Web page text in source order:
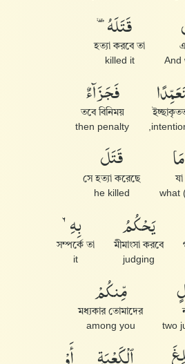
And
قَتَلَهُۥ
হত্যা করবে তা
killed it
فَجَزَآءٌ
তবে বিনিময়
then penalty
مَا
যা
قَتَلَ
সে হত্যা করেছে
he killed
يَحْكُمُ
মীমাংসা করবে
judging
بِهِۦ
সম্পর্কে তা
it
two
مِّنكُمْ
মধ্যকার তোমাদের
among you